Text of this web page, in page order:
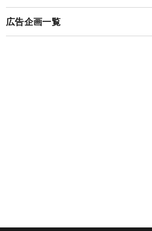
広告企画一覧